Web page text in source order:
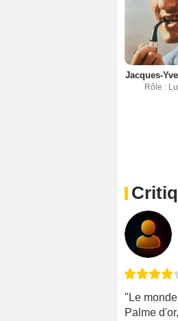
Jacques-
Rôle :
"Le
Palme